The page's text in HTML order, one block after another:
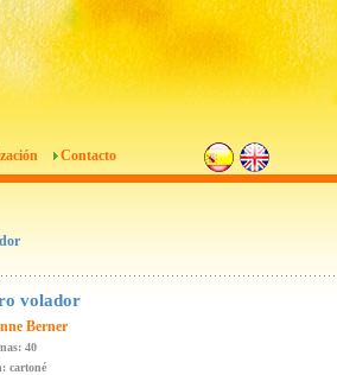
Contacto
volador
Berner
40
cartoné